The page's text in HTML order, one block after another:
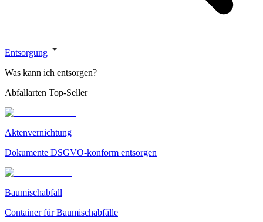
Entsorgung
Was kann ich entsorgen?
Abfallarten Top-Seller
Aktenvernichtung
Dokumente DSGVO-konform entsorgen
Baumischabfall
Container für Baumischabfälle